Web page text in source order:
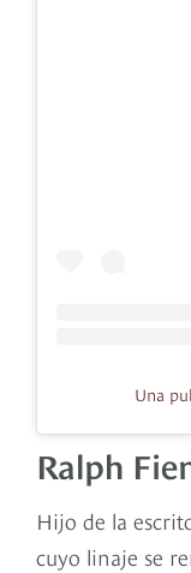
Una
Ralph
Hijo de la
cuyo linaje se